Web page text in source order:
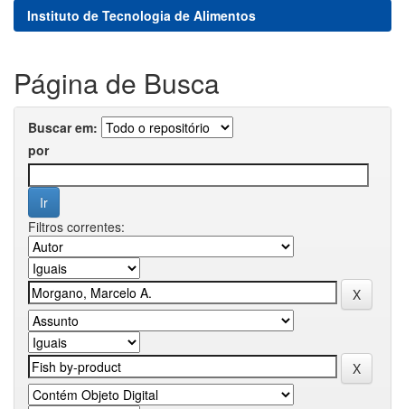
Instituto de Tecnologia de Alimentos
Página de Busca
Buscar em:
por
Filtros correntes: